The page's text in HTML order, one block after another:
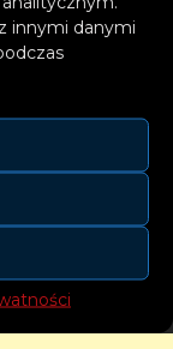
innymi danymi
Monika